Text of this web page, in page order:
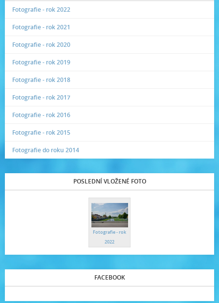
Fotografie - rok 2022
Fotografie - rok 2021
Fotografie - rok 2020
Fotografie - rok 2019
Fotografie - rok 2018
Fotografie - rok 2017
Fotografie - rok 2016
Fotografie - rok 2015
Fotografie do roku 2014
POSLEDNÍ VLOŽENÉ FOTO
Fotografie - rok
2022
FACEBOOK